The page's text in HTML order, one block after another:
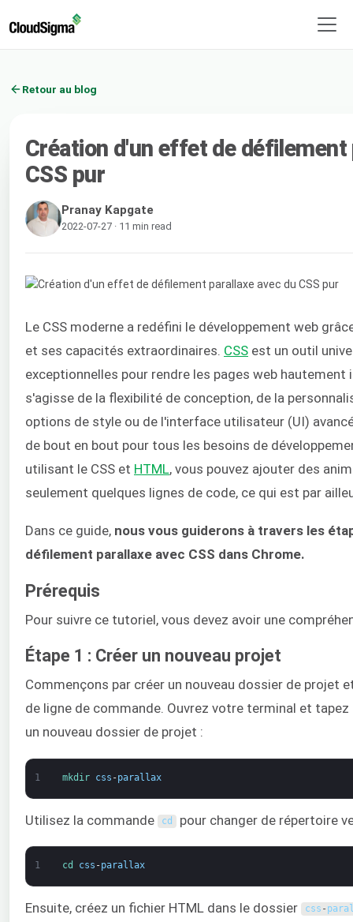
Retour au blog
Création d'un effet de défilement
CSS pur
Pranay Kapgate
2022-07-27 · 11 min read
Le CSS moderne a redéfini le développement web
et ses capacités extraordinaires. CSS est un outil
exceptionnelles pour rendre les pages web
s'agisse de la flexibilité de conception, de la
options de style ou de l'interface utilisateur (UI)
de bout en bout pour tous les besoins de
utilisant le CSS et HTML, vous pouvez ajouter des
seulement quelques lignes de code, ce qui est par
Dans ce guide, nous vous guiderons à travers les
défilement parallaxe avec CSS dans Chrome.
Prérequis
Pour suivre ce tutoriel, vous devez avoir une
Étape 1 : Créer un nouveau projet
Commençons par créer un nouveau dossier de projet
de ligne de commande. Ouvrez votre terminal et
un nouveau dossier de projet :
1 mkdir css -parallax
Utilisez la commande cd pour changer de répertoire
1 cd css -parallax
Ensuite, créez un fichier HTML dans le dossier css -